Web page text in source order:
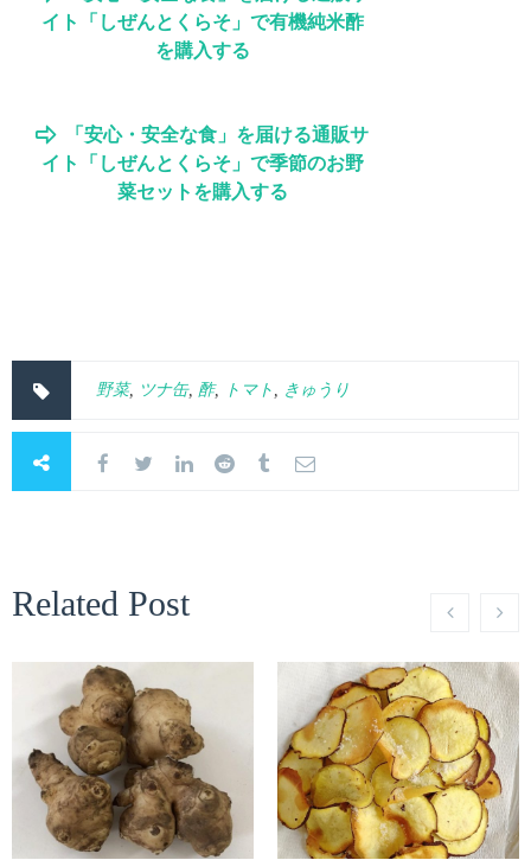
イト「しぜんとくらそ」で有機純米酢
を購入する
「安心・安全な食」を届ける通販サ
イト「しぜんとくらそ」で季節のお野
菜セットを購入する
野菜, ツナ缶, 酢, トマト きゅうり
Related Post